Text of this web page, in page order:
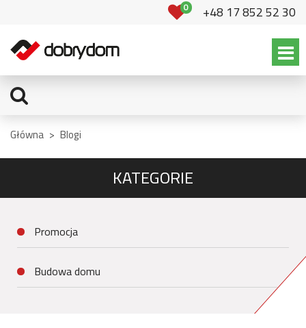
0 +48 17 852 52 30
Główna > Blogi
KATEGORIE
Promocja
Budowa domu